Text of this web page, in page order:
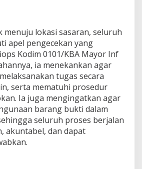
a
a
s
a
n
D
s
.
M
u
r
e
u
menuju lokasi sasaran, seluruh
apel pengecekan yang
Kodim 0101/KBA Mayor Inf
ia menekankan agar
tugas secara
serta mematuhi prosedur
Ia juga mengingatkan agar
barang bukti dalam
seluruh proses berjalan
akuntabel, dan dapat